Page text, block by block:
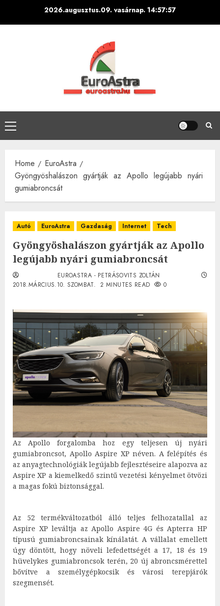
2026.augusztus.09. vasárnap. 14:57:58
Primary
Menu
Home
EuroAstra
Gyöngyöshalászon gyártják az Apollo legújabb nyári
gumiabroncsát
Autó EuroAstra Gazdaság Internet Tech
Gyöngyöshalászon gyártják az Apollo
legújabb nyári gumiabroncsát
EUROASTRA - PETRÁSOVITS ZOLTÁN
2018.MÁRCIUS.10. SZOMBAT. 2 MINUTES READ 0
Az Apollo forgalomba hoz egy teljesen új nyári
gumiabroncsot, Apollo Aspire XP néven. A felépítés és
az anyagtechnológiák legújabb fejlesztéseire alapozva az
Aspire XP a kiemelkedő szintű vezetési kényelmet ötvözi
a magas fokú biztonsággal.
Az 52 termékváltozatból álló teljes felhozatallal az
Aspire XP leváltja az Apollo Aspire 4G és Apterra HP
típusú gumiabroncsainak kínálatát. A vállalat emellett
úgy döntött, hogy növeli lefedettségét a 17, 18 és 19
hüvelykes gumiabroncsok terén, 20 új abroncsmérettel
bővítve a személygépkocsik és városi terepjárók
szegmensét.